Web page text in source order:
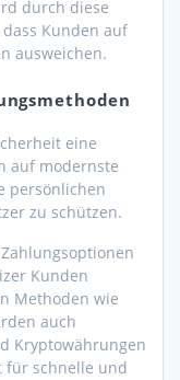
durch diese
Kunden auf
ausweichen.
eine
auf modernste
persönlichen
zu schützen.
Kunden
Methoden wie
auch
Kryptowährungen
für schnelle und